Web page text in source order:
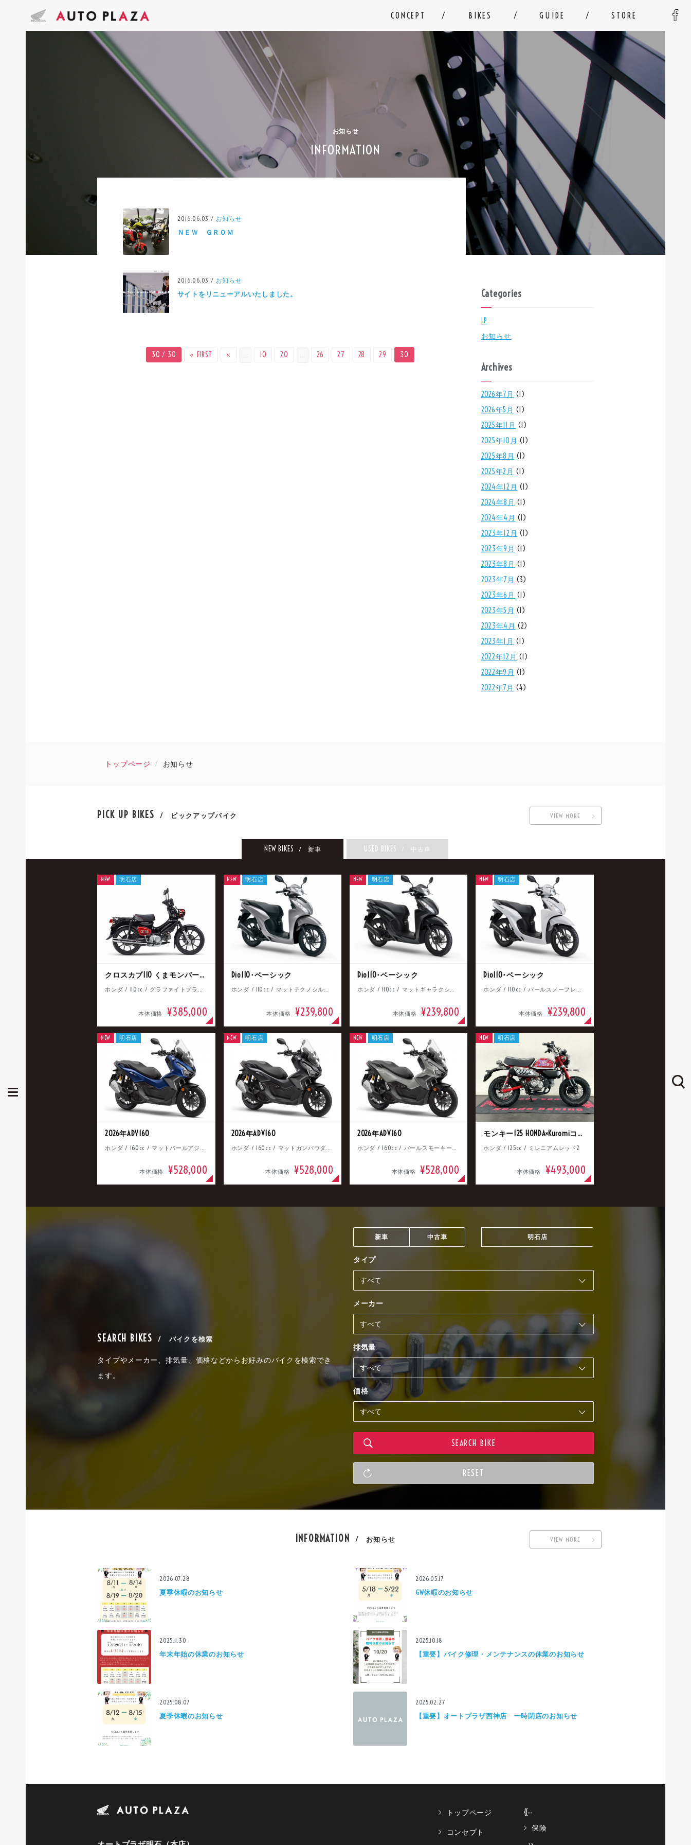
CONCEPT BIKES GUIDE STORE
お知らせ
INFORMATION
2016.06.03 / お知らせ
ＮＥＷ ＧＲＯＭ
2016.06.03 / お知らせ
サイトをリニューアルいたしました。
30 / 30 « FIRST « 10 20 26 27 28 29 30
Categories
LP
お知らせ
Archives
2026年7月 (1)
2026年5月 (1)
2025年11月 (1)
2025年10月 (1)
2025年8月 (1)
2025年2月 (1)
2024年12月 (1)
2024年8月 (1)
2024年4月 (1)
2023年12月 (1)
2023年9月 (1)
2023年8月 (1)
2023年7月 (3)
2023年6月 (1)
2023年5月 (1)
2023年4月 (2)
2023年1月 (1)
2022年12月 (1)
2022年9月 (1)
2022年7月 (4)
トップページ お知らせ
PICK UP BIKES / ピックアップバイク VIEW MORE
NEW BIKES / 新車 USED BIKES / 中古車
クロスカブ110 くまモンバージョン
ホンダ / 110cc / グラファイトブラック
本体価格 ¥385,000
NEW 明石店
Dio110･ベーシック
ホンダ / 110cc / マットテクノシルバーメタリック
本体価格 ¥239,800
NEW 明石店
Dio110･ベーシック
ホンダ / 110cc / マットギャラクシーブラックメタリック
本体価格 ¥239,800
NEW 明石店
Dio110･ベーシック
ホンダ / 110cc / パールスノーフレークホワイト
本体価格 ¥239,800
NEW 明石店
2026年ADV160
本体価格 ¥528,000
NEW 明石店
2026年ADV160
本体価格 ¥528,000
NEW 明石店
2026年ADV160
本体価格 ¥528,000
NEW 明石店
モンキー125 HONDA×Kuromiコラボ
ホンダ / 125cc / ミレニアムレッド2
本体価格 ¥493,000
NEW 明石店
SEARCH BIKES / バイクを検索
タイプやメーカー、排気量、価格などからお好みのバイクを検索でき
ます。
新車 中古車 明石店
タイプ
メーカー
排気量
価格
INFORMATION / お知らせ
2026.07.28
夏季休暇のお知らせ
2026.05.17
GW休暇のお知らせ
2025.11.30
年末年始の休業のお知らせ
2025.10.18
【重要】バイク修理・メンテナンスの休業のお知らせ
2025.08.07
夏季休暇のお知らせ
2025.02.27
【重要】オートプラザ西神店 一時閉店のお知らせ
VIEW MORE
トップページ
コンセプト
{{--
保険